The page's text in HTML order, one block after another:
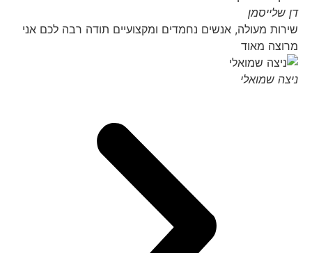
דן שלייסמן
שירות מעולה, אנשים נחמדים ומקצועיים תודה רבה לכם אני
מרוצה מאוד
ניצה שמואלי